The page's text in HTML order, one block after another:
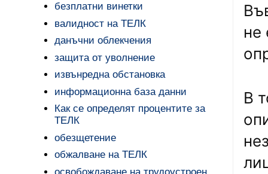
не
В
безплатни винетки
валидност на ТЕЛК
данъчни облекчения
защита от уволнение
извънредна обстановка
информационна база данни
Как се определят процентите за
ТЕЛК
обезщетение
обжалване на ТЕЛК